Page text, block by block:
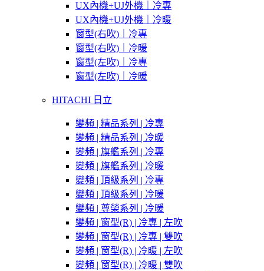
UX內機+UJ外機｜冷專
UX內機+UJ外機｜冷暖
窗型(右吹)｜冷專
窗型(右吹)｜冷暖
窗型(左吹)｜冷專
窗型(左吹)｜冷暖
HITACHI 日立
變頻 | 精品系列 | 冷專
變頻 | 精品系列 | 冷暖
變頻 | 旗艦系列 | 冷專
變頻 | 旗艦系列 | 冷暖
變頻 | 頂級系列 | 冷專
變頻 | 頂級系列 | 冷暖
變頻 | 尊榮系列 | 冷暖
變頻 | 窗型(R) | 冷專 | 左吹
變頻 | 窗型(R) | 冷專 | 雙吹
變頻 | 窗型(R) | 冷暖 | 左吹
變頻 | 窗型(R) | 冷暖 | 雙吹